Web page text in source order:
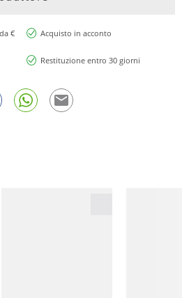
€
Acquisto in acconto
Restituzione entro 30 giorni